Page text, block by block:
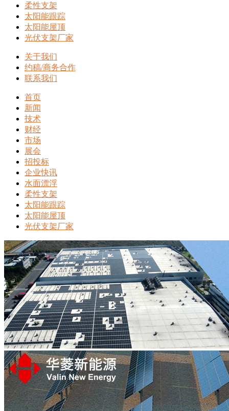
柔性支架
太阳能跟踪
太阳能屋顶
光伏支架厂家
关于我们
约稿/商务合作
联系我们
首页
新闻
技术
财经
市场
展会
招投标
企业快讯
水面漂浮
柔性支架
太阳能跟踪
太阳能屋顶
光伏支架厂家